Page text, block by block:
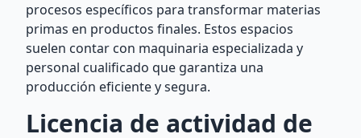
procesos específicos para transformar materias
primas en productos finales. Estos espacios
suelen contar con maquinaria especializada y
personal cualificado que garantiza una
producción eficiente y segura.
Licencia de actividad de